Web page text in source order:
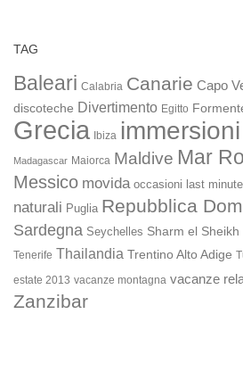
TAG
Baleari Calabria Canarie Capo
discoteche Divertimento Egitto
Grecia Ibiza immersioni
Madagascar Maiorca Maldive Mar
Messico movida occasioni last minute
naturali Puglia Repubblica
Sardegna Seychelles Sharm el Sheikh
Tenerife Thailandia Trentino Alto Adige
estate 2013 vacanze montagna vacanze
Zanzibar